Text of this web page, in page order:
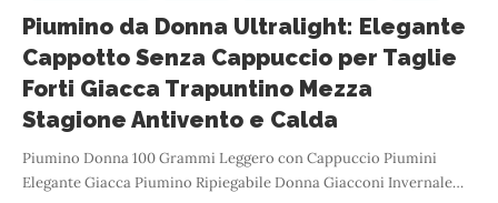
Piumino da Donna Ultralight: Elegante
Cappotto Senza Cappuccio per Taglie
Forti Giacca Trapuntino Mezza
Stagione Antivento e Calda
Piumino Donna 100 Grammi Leggero con Cappuccio Piumini
Elegante Giacca Piumino Ripiegabile Donna Giacconi Invernale…